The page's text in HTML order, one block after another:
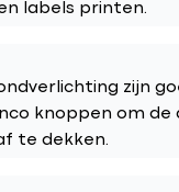
labels printen.
zijn
knoppen om
te dekken.